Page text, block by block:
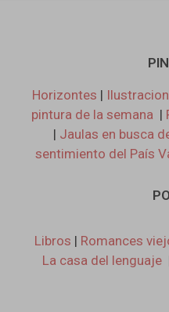
Horizontes |
pintura de la semana |
| Jaulas en busca
sentimiento del País
Libros | Romances
La casa del lenguaje